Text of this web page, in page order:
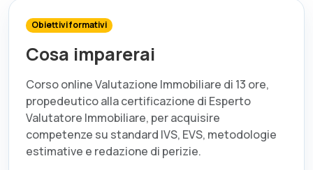
Obiettivi formativi
Cosa imparerai
Corso online Valutazione Immobiliare di 13 ore,
propedeutico alla certificazione di Esperto
Valutatore Immobiliare, per acquisire
competenze su standard IVS, EVS, metodologie
estimative e redazione di perizie.